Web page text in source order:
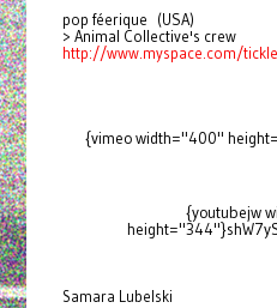
pop féerique (USA)
> Animal Collective's crew
http://www.myspace.com/
{vimeo width="400"
{youtubejw
Samara Lubelski